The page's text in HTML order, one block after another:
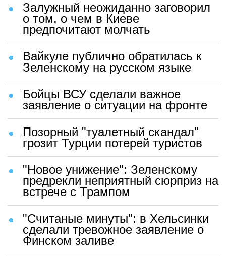
Залужный неожиданно заговорил
о том, о чем в Киеве
предпочитают молчать
Вайкуле публично обратилась к
Зеленскому на русском языке
Бойцы ВСУ сделали важное
заявление о ситуации на фронте
Позорный "туалетный скандал"
грозит Турции потерей туристов
"Новое унижение": Зеленскому
предрекли неприятный сюрприз на
встрече с Трампом
"Считаные минуты": в Хельсинки
сделали тревожное заявление о
Финском заливе